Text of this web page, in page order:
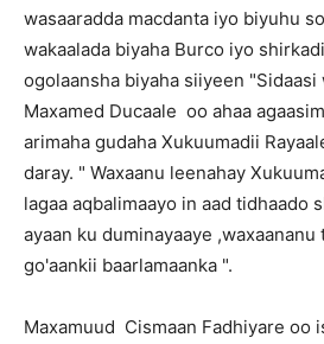
wasaaradda macdanta iyo biyuhu
wakaalada biyaha Burco iyo
ogolaansha biyaha siiyeen "Sidaasi
Maxamed Ducaale oo ahaa
arimaha gudaha Xukuumadii
daray. " Waxaanu leenahay
lagaa aqbalimaayo in aad tidhaado
ayaan ku duminayaaye ,waxaananu
go'aankii baarlamaanka ".
Maxamuud Cismaan Fadhiyare oo